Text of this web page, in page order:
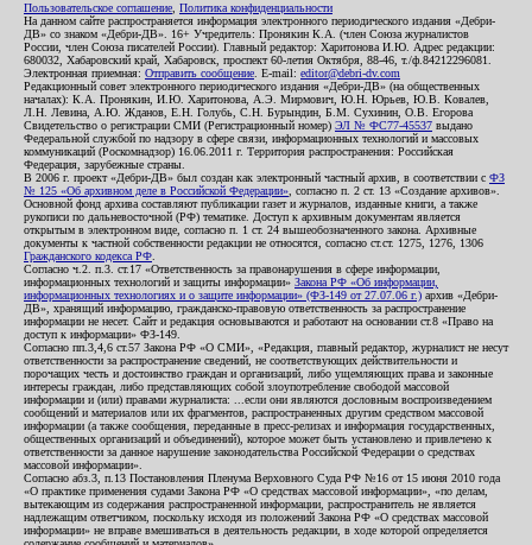
Пользовательское соглашение Политика конфиденциальности
На данном сайте распространяется информация электронного периодического издания «Дебри-
ДВ» со знаком «Дебри-ДВ». 16+ Учредитель: Пронякин К.А. (член Союза журналистов
России, член Союза писателей России). Главный редактор: Харитонова И.Ю. Адрес редакции:
680032, Хабаровский край, Хабаровск, проспект 60-летия Октября, 88-46, т./ф.84212296081.
Электронная приемная: Отправить сообщение . E-mail: editor@debri-dv.com
Редакционный совет электронного периодического издания «Дебри-ДВ» (на общественных
началах): К.А. Пронякин, И.Ю. Харитонова, А.Э. Мирмович, Ю.Н. Юрьев, Ю.В. Ковалев,
Л.Н. Левина, А.Ю. Жданов, Е.Н. Голубь, С.Н. Бурындин, Б.М. Сухинин, О.В. Егорова
Свидетельство о регистрации СМИ (Регистрационный номер) ЭЛ № ФС77-45537 выдано
Федеральной службой по надзору в сфере связи, информационных технологий и массовых
коммуникаций (Роскомнадзор) 16.06.2011 г. Территория распространения: Российская
Федерация, зарубежные страны.
В 2006 г. проект «Дебри-ДВ» был создан как электронный частный архив, в соответствии с ФЗ
№ 125 «Об архивном деле в Российской Федерации» , согласно п. 2 ст. 13 «Создание архивов».
Основной фонд архива составляют публикации газет и журналов, изданные книги, а также
рукописи по дальневосточной (РФ) тематике. Доступ к архивным документам является
открытым в электронном виде, согласно п. 1 ст. 24 вышеобозначенного закона. Архивные
документы к частной собственности редакции не относятся, согласно ст.ст. 1275, 1276, 1306
Гражданского кодекса РФ
Согласно ч.2. п.3. ст.17 «Ответственность за правонарушения в сфере информации,
информационных технологий и защиты информации» Закона РФ «Об информации,
информационных технологиях и о защите информации» (ФЗ-149 от 27.07.06 г.) архив «Дебри-
ДВ», хранящий информацию, гражданско-правовую ответственность за распространение
информации не несет. Сайт и редакция основываются и работают на основании ст.8 «Право на
доступ к информации» ФЗ-149.
Согласно пп.3,4,6 ст.57 Закона РФ «О СМИ», «Редакция, главный редактор, журналист не несут
ответственности за распространение сведений, не соответствующих действительности и
порочащих честь и достоинство граждан и организаций, либо ущемляющих права и законные
интересы граждан, либо представляющих собой злоупотребление свободой массовой
информации и (или) правами журналиста: ...если они являются дословным воспроизведением
сообщений и материалов или их фрагментов, распространенных другим средством массовой
информации (а также сообщения, переданные в пресс-релизах и информация государственных,
общественных организаций и объединений), которое может быть установлено и привлечено к
ответственности за данное нарушение законодательства Российской Федерации о средствах
массовой информации».
Согласно абз.3, п.13 Постановления Пленума Верховного Суда РФ №16 от 15 июня 2010 года
«О практике применения судами Закона РФ «О средствах массовой информации», «по делам,
вытекающим из содержания распространенной информации, распространитель не является
надлежащим ответчиком, поскольку исходя из положений Закона РФ «О средствах массовой
информации» не вправе вмешиваться в деятельность редакции, в ходе которой определяется